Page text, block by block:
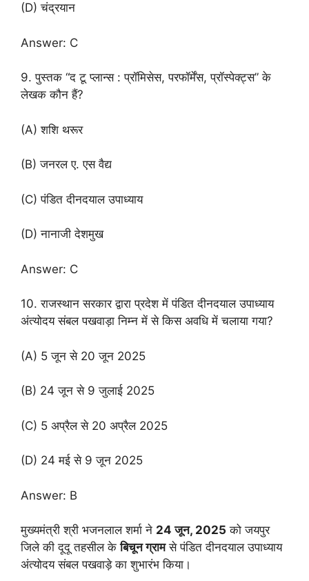
(D) चंद्रयान
Answer: C
9. पुस्तक “द टू प्लान्स : प्रॉमिसेस, परफॉर्मेंस, प्रॉस्पेक्ट्स” के
लेखक कौन हैं?
(A) शशि थरूर
(B) जनरल ए. एस वैद्य
(C) पंडित दीनदयाल उपाध्याय
(D) नानाजी देशमुख
Answer: C
10. राजस्थान सरकार द्वारा प्रदेश में पंडित दीनदयाल उपाध्याय
अंत्योदय संबल पखवाड़ा निम्न में से किस अवधि में चलाया गया?
(A) 5 जून से 20 जून 2025
(B) 24 जून से 9 जुलाई 2025
(C) 5 अप्रैल से 20 अप्रैल 2025
(D) 24 मई से 9 जून 2025
Answer: B
मुख्यमंत्री श्री भजनलाल शर्मा ने 24 जून, 2025 को जयपुर
जिले की दूदू तहसील केबिचून ग्रामसे पंडित दीनदयाल उपाध्याय
अंत्योदय संबल पखवाड़े का शुभारंभ किया।